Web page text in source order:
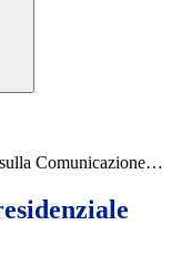
sulla Comunicazione…